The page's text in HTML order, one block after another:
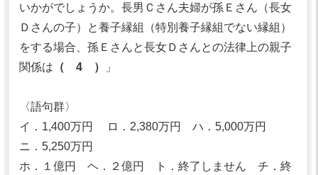
いかがでしょうか。長男Ｃさん夫婦が孫Ｅさん（長女
Ｄさんの子）と養子縁組（特別養子縁組でない縁組）
をする場合、孫Ｅさんと長女Ｄさんとの法律上の親子
関係は （ 4 ） 」
〈語句群〉
イ．1,400万円 ロ．2,380万円 ハ．5,000万円
ニ．5,250万円
ホ．１億円 ヘ．２億円 ト．終了しません チ．終